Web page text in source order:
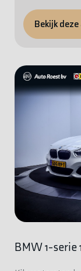
Bekijk
BMW 1-serie